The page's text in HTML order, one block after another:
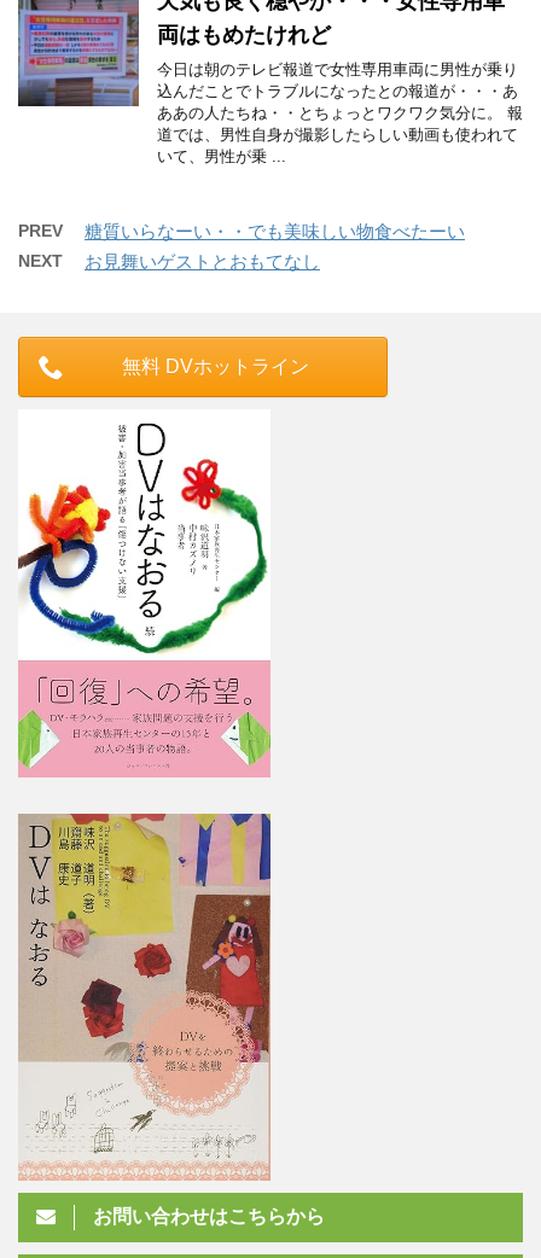
両はもめたけれど
今日は朝のテレビ報道で女性専用車両に男性が乗り
込んだことでトラブルになったとの報道が・・・あ
ああの人たちね・・とちょっとワクワク気分に。 報
道では、男性自身が撮影したらしい動画も使われて
いて、男性が乗 ...
PREV 糖質いらなーい・・でも美味しい物食べたーい
NEXT お見舞いゲストとおもてなし
無料 DVホットライン
お問い合わせはこちらから